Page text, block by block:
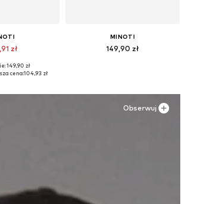
zł
rozmiarach
149,90 zł
cena:104,93 zł
MINOTI
149,90 zł
Obserwuj